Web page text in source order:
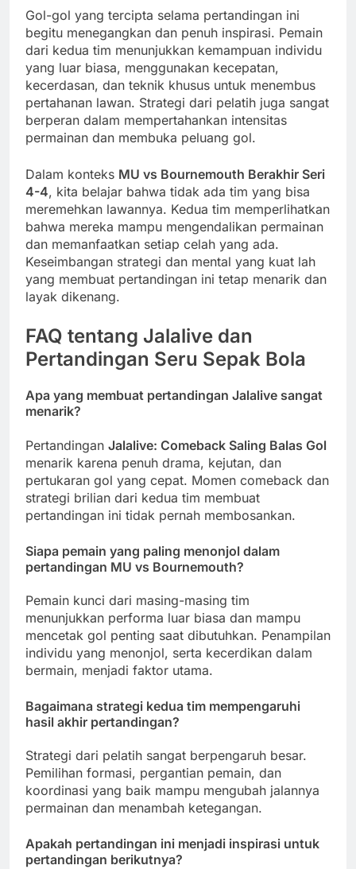
Gol-gol yang tercipta selama pertandingan ini
begitu menegangkan dan penuh inspirasi. Pemain
dari kedua tim menunjukkan kemampuan individu
yang luar biasa, menggunakan kecepatan,
kecerdasan, dan teknik khusus untuk menembus
pertahanan lawan. Strategi dari pelatih juga sangat
berperan dalam mempertahankan intensitas
permainan dan membuka peluang gol.
Dalam konteks MU vs Bournemouth Berakhir Seri
4-4, kita belajar bahwa tidak ada tim yang bisa
meremehkan lawannya. Kedua tim memperlihatkan
bahwa mereka mampu mengendalikan permainan
dan memanfaatkan setiap celah yang ada.
Keseimbangan strategi dan mental yang kuat lah
yang membuat pertandingan ini tetap menarik dan
layak dikenang.
FAQ tentang Jalalive dan
Pertandingan Seru Sepak Bola
Apa yang membuat pertandingan Jalalive sangat
menarik?
Pertandingan Jalalive: Comeback Saling Balas Gol
menarik karena penuh drama, kejutan, dan
pertukaran gol yang cepat. Momen comeback dan
strategi brilian dari kedua tim membuat
pertandingan ini tidak pernah membosankan.
Siapa pemain yang paling menonjol dalam
pertandingan MU vs Bournemouth?
Pemain kunci dari masing-masing tim
menunjukkan performa luar biasa dan mampu
mencetak gol penting saat dibutuhkan. Penampilan
individu yang menonjol, serta kecerdikan dalam
bermain, menjadi faktor utama.
Bagaimana strategi kedua tim mempengaruhi
hasil akhir pertandingan?
Strategi dari pelatih sangat berpengaruh besar.
Pemilihan formasi, pergantian pemain, dan
koordinasi yang baik mampu mengubah jalannya
permainan dan menambah ketegangan.
Apakah pertandingan ini menjadi inspirasi untuk
pertandingan berikutnya?